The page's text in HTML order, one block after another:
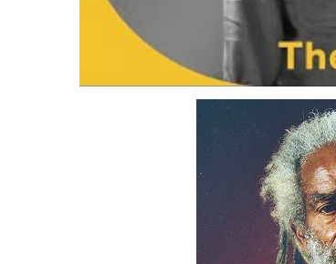
LE GROS RIFFIFI –
Christmas Riffifi 2025 !!!